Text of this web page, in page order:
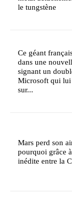
le tungstène
Ce géant
dans une
signant un
Microsoft qui lui
sur...
Mars perd son
pourquoi grâce
inédite entre la